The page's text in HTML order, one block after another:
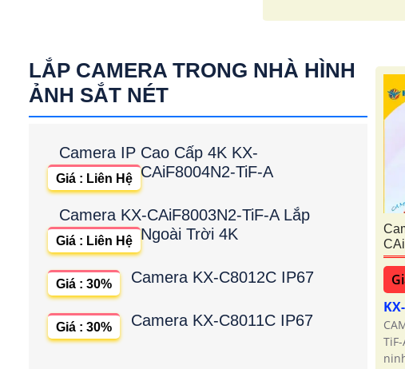
LẮP CAMERA TRONG NHÀ HÌNH
ẢNH SẮT NÉT
Camera IP Cao Cấp 4K KX-
CAiF8004N2-TiF-A
Giá : Liên Hệ
Camera KX-CAiF8003N2-TiF-A Lắp
Ngoài Trời 4K
Giá : Liên Hệ
Camera KX-C8012C IP67
Giá : 30%
Camera KX-C8011C IP67
Giá : 30%